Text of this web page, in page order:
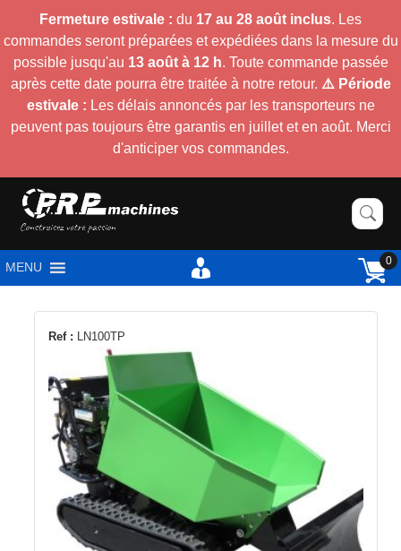
Fermeture estivale : du 17 au 28 août inclus. Les
commandes seront préparées et expédiées dans la mesure du
possible jusqu'au 13 août à 12 h. Toute commande passée
après cette date pourra être traitée à notre retour. ⚠️ Période
estivale : Les délais annoncés par les transporteurs ne
peuvent pas toujours être garantis en juillet et en août. Merci
d'anticiper vos commandes.
MENU 0
Ref : LN100TP